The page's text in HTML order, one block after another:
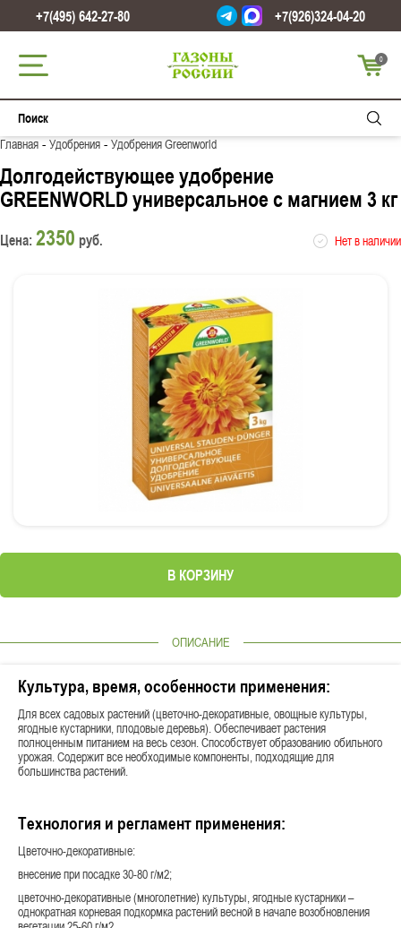
+7(495) 642-27-80 +7(926)324-04-20
0
Главная-Удобрения-Удобрения Greenworld
Долгодействующее удобрение
GREENWORLD универсальное с магнием 3 кг
Цена: 2350 руб. Нет в наличии
В КОРЗИНУ
ОПИСАНИЕ
Культура, время, особенности применения:
Для всех садовых растений (цветочно-декоративные, овощные культуры,
ягодные кустарники, плодовые деревья). Обеспечивает растения
полноценным питанием на весь сезон. Способствует образованию обильного
урожая. Содержит все необходимые компоненты, подходящие для
большинства растений.
Технология и регламент применения:
Цветочно-декоративные:
внесение при посадке 30-80 г/м2;
цветочно-декоративные (многолетние) культуры, ягодные кустарники –
однократная корневая подкормка растений весной в начале возобновления